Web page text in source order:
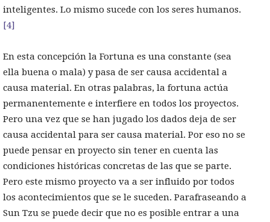
inteligentes. Lo mismo sucede con los seres humanos.
[4]
En esta concepción la Fortuna es una constante (sea
ella buena o mala) y pasa de ser causa accidental a
causa material. En otras palabras, la fortuna actúa
permanentemente e interfiere en todos los proyectos.
Pero una vez que se han jugado los dados deja de ser
causa accidental para ser causa material. Por eso no se
puede pensar en proyecto sin tener en cuenta las
condiciones históricas concretas de las que se parte.
Pero este mismo proyecto va a ser influido por todos
los acontecimientos que se le suceden. Parafraseando a
Sun Tzu se puede decir que no es posible entrar a una